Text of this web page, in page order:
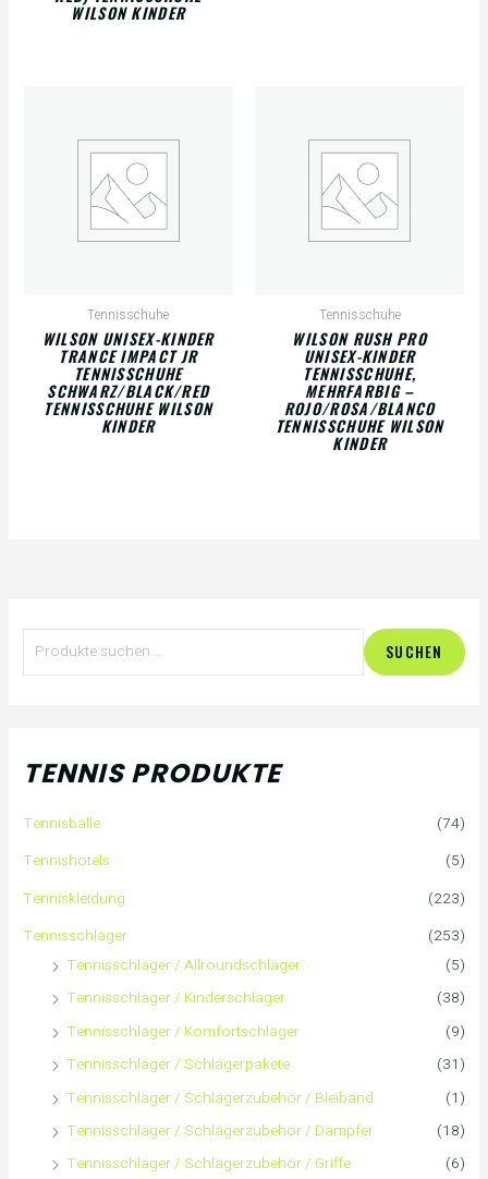
WILSON KINDER
Tennisschuhe
WILSON UNISEX-KINDER
TRANCE IMPACT JR
TENNISSCHUHE
SCHWARZ/BLACK/RED
TENNISSCHUHE WILSON
KINDER
Tennisschuhe
WILSON RUSH PRO
UNISEX-KINDER
TENNISSCHUHE,
MEHRFARBIG –
ROJO/ROSA/BLANCO
TENNISSCHUHE WILSON
KINDER
n
a
SUCHEN
TENNIS PRODUKTE
Tennisbälle
(74)
Tennishotels
(5)
Tenniskleidung
(223)
Tennisschläger
(253)
Tennisschläger / Allroundschläger
(5)
Tennisschläger / Kinderschläger
(38)
Tennisschläger / Komfortschläger
(9)
Tennisschläger / Schlägerpakete
(31)
Tennisschläger / Schlägerzubehör / Bleiband
(1)
Tennisschläger / Schlägerzubehör / Dämpfer
(18)
Tennisschläger / Schlägerzubehör / Griffe
(6)